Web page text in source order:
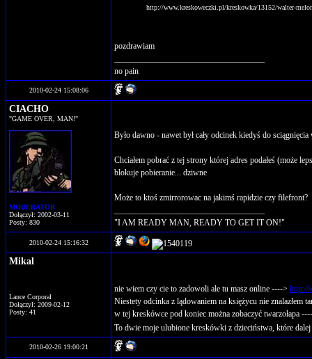
http://www.kreskoweczki.pl/kreskowka/13152/walter-
pozdrawiam
no pain
2010-02-24 15:08:06
CIACHO
"GAME OVER, MAN!"
MODERATOR
Dołączył: 2002-03-11
Posty: 830
Było dawno - nawet był cały odcinek kiedyś do
Chciałem pobrać z tej strony której adres podałeś (może
blokuje pobieranie... dziwne
Może to ktoś zmirrorowac na jakimś rapidzie czy filefront?
"I AM READY MAN, READY TO GET IT ON!"
2010-02-24 15:16:32
Mikal
Lance Corporal
Dołączył: 2009-02-12
Posty: 41
nie wiem czy cie to zadowoli ale tu masz online ----> http://
Niestety odcinka z lądowaniem na księżycu nie znalazłem
w tej kreskówce pod koniec można zobaczyć twarzołapa
To dwie moje ulubione kreskówki z dzieciństwa, które
2010-02-26 19:00:21